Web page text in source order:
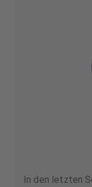
In den letzten